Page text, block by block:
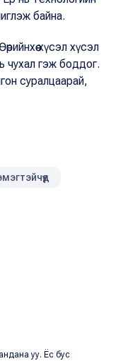
байна.
хүсэл хүсэл
чухал гэж боддог.
суралцаарай,
уу. Ёс бус